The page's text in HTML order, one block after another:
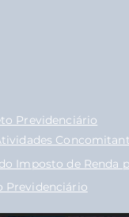
Previdenciário
Imposto de Renda
Previdenciário